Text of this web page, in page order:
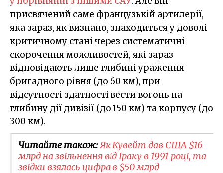
присвячений саме французькій артилерії,
яка зараз, як визнано, знаходиться у доволі
критичному стані через систематичні
скорочення можливостей, які зараз
відповідають лише глибині ураження
бригадного рівня (до 60 км), при
відсутності здатності вести вогонь на
глибину дії дивізії (до 150 км) та корпусу (до
300 км).
Читайте також:Як Кувейт дав США $16
млрд на звільнення від Іраку в 1991 році, та
звідки взялась цифра в $50 млрд